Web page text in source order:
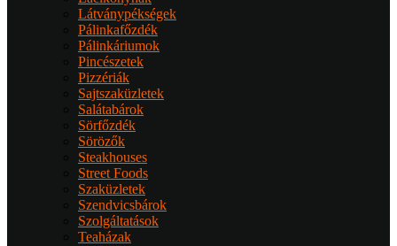
Látványpékségek
Pálinkafőzdék
Pálinkáriumok
Pincészetek
Pizzériák
Sajtszaküzletek
Salátabárok
Sörfőzdék
Sörözők
Steakhouses
Street Foods
Szaküzletek
Szendvicsbárok
Szolgáltatások
Teaházak